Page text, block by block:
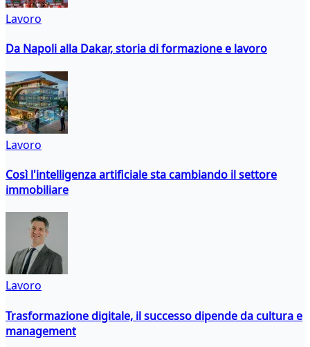
Lavoro
Da Napoli alla Dakar, storia di formazione e lavoro
Lavoro
Così l'intelligenza artificiale sta cambiando il settore
immobiliare
Lavoro
Trasformazione digitale, il successo dipende da cultura e
management